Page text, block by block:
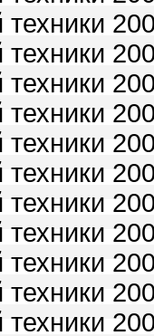
техники
техники
техники
техники
техники
техники
техники
техники
техники
техники
техники